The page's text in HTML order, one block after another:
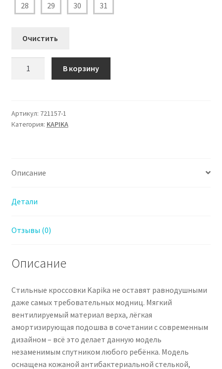
28
29 30 31
Очистить
Кроссовки
Капика
В корзину
Артикул: 721157-1
Категория: KAPIKA
Описание
Детали
Отзывы (0)
Описание
Стильные кроссовки Kapika не оставят равнодушными
даже самых требовательных модниц. Мягкий
вентилируемый материал верха, лёгкая
амортизирующая подошва в сочетании с современным
дизайном – всё это делает данную модель
незаменимым спутником любого ребёнка. Модель
оснащена кожаной антибактериальной стелькой,